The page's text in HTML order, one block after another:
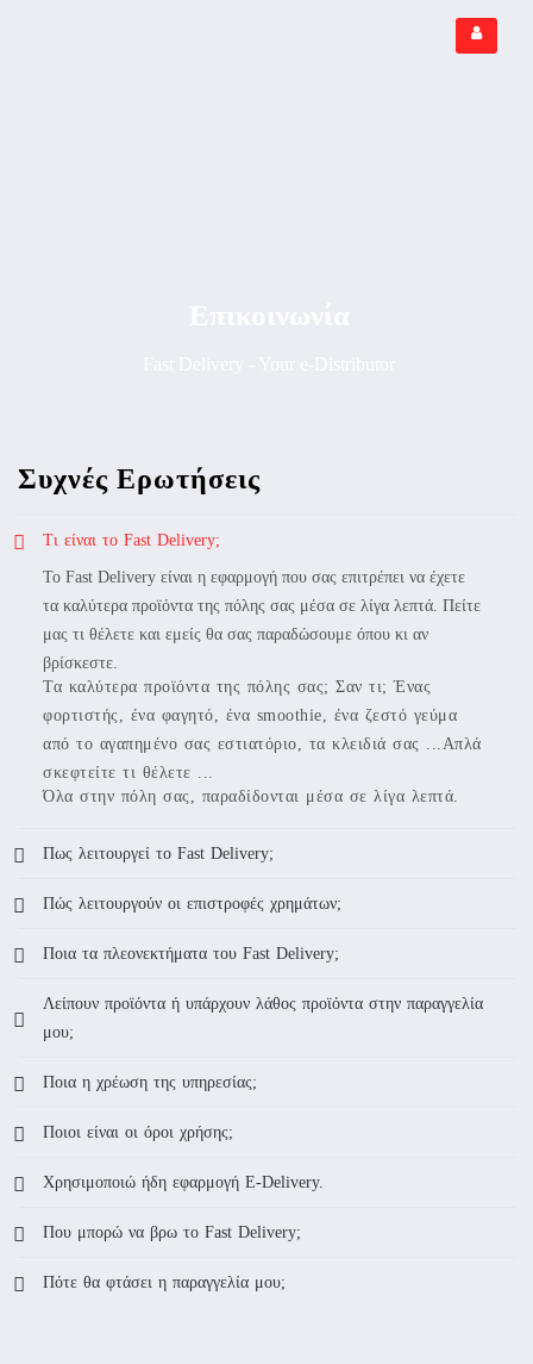
Συχνές Ερωτήσεις
Τι είναι το Fast Delivery;
Το Fast Delivery είναι η εφαρμογή που σας επιτρέπει να έχετε
τα καλύτερα προϊόντα της πόλης σας μέσα σε λίγα λεπτά. Πείτε
μας τι θέλετε και εμείς θα σας παραδώσουμε όπου κι αν
βρίσκεστε.
Τα καλύτερα προϊόντα της πόλης σας; Σαν τι; Ένας
φορτιστής, ένα φαγητό, ένα smoothie, ένα ζεστό γεύμα
από το αγαπημένο σας εστιατόριο, τα κλειδιά σας ...Απλά
σκεφτείτε τι θέλετε ...
Όλα στην πόλη σας, παραδίδονται μέσα σε λίγα λεπτά.
Πως λειτουργεί το Fast Delivery;
Πώς λειτουργούν οι επιστροφές χρημάτων;
Ποια τα πλεονεκτήματα του Fast Delivery;
Λείπουν προϊόντα ή υπάρχουν λάθος προϊόντα στην παραγγελία
μου;
Ποια η χρέωση της υπηρεσίας;
Ποιοι είναι οι όροι χρήσης;
Χρησιμοποιώ ήδη εφαρμογή E-Delivery.
Που μπορώ να βρω το Fast Delivery;
Πότε θα φτάσει η παραγγελία μου;